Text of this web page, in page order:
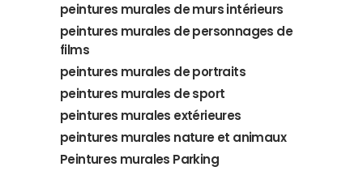
peintures murales de murs intérieurs
peintures murales de personnages de
films
peintures murales de portraits
peintures murales de sport
peintures murales extérieures
peintures murales nature et animaux
Peintures murales Parking